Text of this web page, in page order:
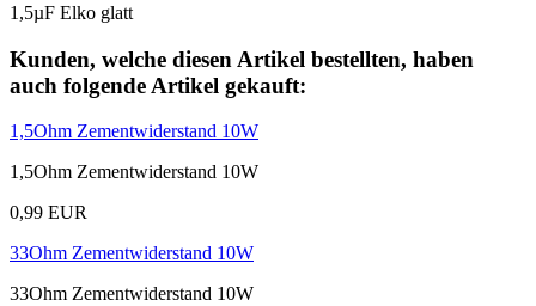
1,5µF Elko glatt
Kunden, welche diesen Artikel bestellten, haben
auch folgende Artikel gekauft:
1,5Ohm Zementwiderstand 10W
1,5Ohm Zementwiderstand 10W
0,99 EUR
33Ohm Zementwiderstand 10W
33Ohm Zementwiderstand 10W